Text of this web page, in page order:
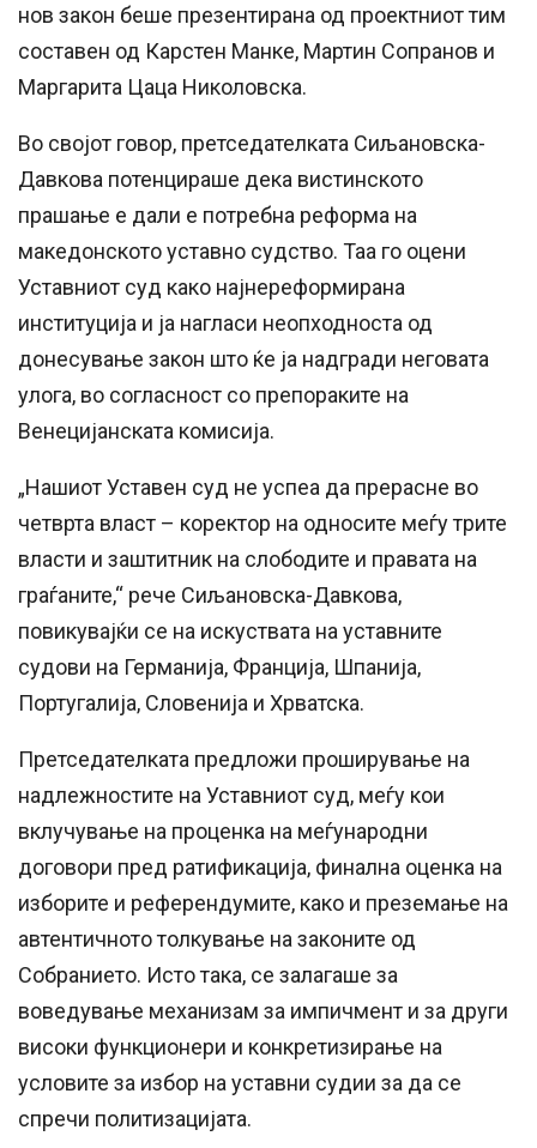
нов закон беше презентирана од проектниот тим
составен од Карстен Манке, Мартин Сопранов и
Маргарита Цаца Николовска.
Во својот говор, претседателката Сиљановска-
Давкова потенцираше дека вистинското
прашање е дали е потребна реформа на
македонското уставно судство. Таа го оцени
Уставниот суд како најнереформирана
институција и ја нагласи неопходноста од
донесување закон што ќе ја надгради неговата
улога, во согласност со препораките на
Венецијанската комисија.
„Нашиот Уставен суд не успеа да прерасне во
четврта власт – коректор на односите меѓу трите
власти и заштитник на слободите и правата на
граѓаните,“ рече Сиљановска-Давкова,
повикувајќи се на искуствата на уставните
судови на Германија, Франција, Шпанија,
Португалија, Словенија и Хрватска.
Претседателката предложи проширување на
надлежностите на Уставниот суд, меѓу кои
вклучување на проценка на меѓународни
договори пред ратификација, финална оценка на
изборите и референдумите, како и преземање на
автентичното толкување на законите од
Собранието. Исто така, се залагаше за
воведување механизам за импичмент и за други
високи функционери и конкретизирање на
условите за избор на уставни судии за да се
спречи политизацијата.